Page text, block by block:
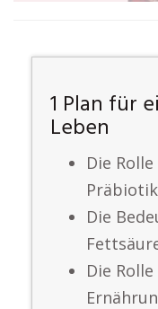
1 Plan für
Leben
Die
Die
Die